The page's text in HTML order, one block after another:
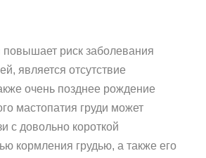
повышает риск заболевания
является отсутствие
очень позднее рождение
мастопатия груди может
с довольно короткой
кормления грудью, а также его